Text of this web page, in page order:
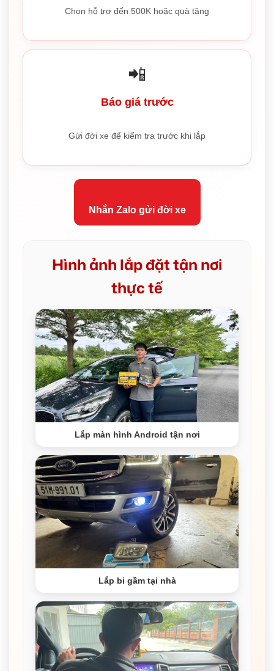
Chọn hỗ trợ đến 500K hoặc quà tặng
📲
Báo giá trước
Gửi đời xe để kiểm tra trước khi lắp
Nhắn Zalo gửi đời xe
Hình ảnh lắp đặt tận nơi
thực tế
Lắp màn hình Android tận nơi
Lắp bi gầm tại nhà